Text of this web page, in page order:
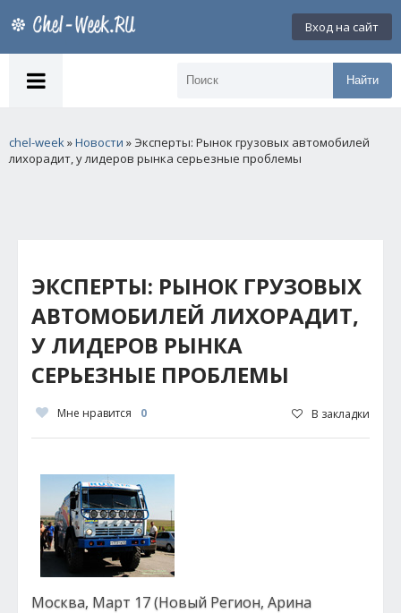
Вход на сайт
Найти
chel-week»Новости » Эксперты: Рынок грузовых автомобилей
лихорадит, у лидеров рынка серьезные проблемы
ЭКСПЕРТЫ: РЫНОК ГРУЗОВЫХ
АВТОМОБИЛЕЙ ЛИХОРАДИТ,
У ЛИДЕРОВ РЫНКА
СЕРЬЕЗНЫЕ ПРОБЛЕМЫ
Мне нравится 0 В закладки
Москва, Март 17 (Новый Регион, Арина